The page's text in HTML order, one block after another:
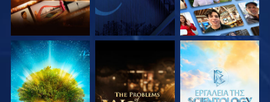
ΕΞΕΡΕΥΝΗΣΤΕ ΤΗ
ΣΕΙΡΑ
ΕΞΕΡΕΥΝΗΣΤΕ ΤΗ
ΣΕΙΡΑ
ΕΞΕΡΕΥΝΗΣΤΕ ΤΗ
ΣΕΙΡΑ